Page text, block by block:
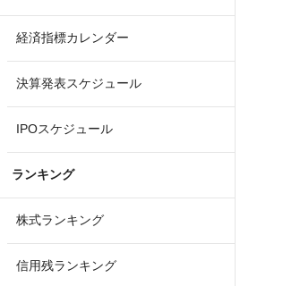
経済指標カレンダー
決算発表スケジュール
IPOスケジュール
ランキング
株式ランキング
信用残ランキング